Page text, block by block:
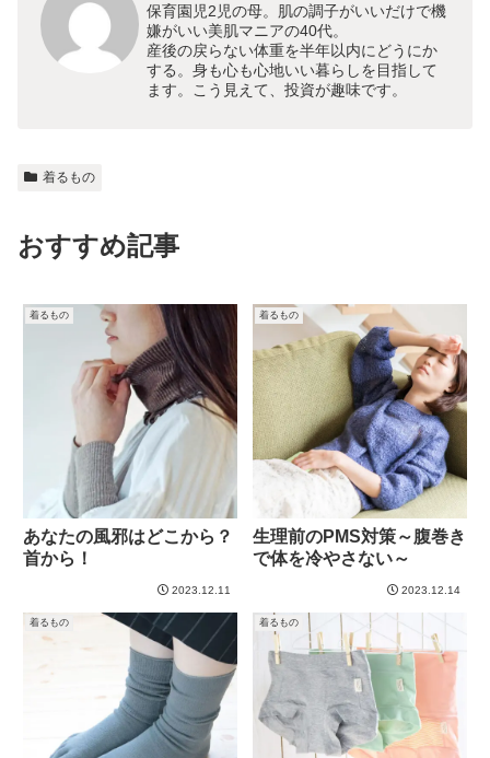
保育園児2児の母。肌の調子がいいだけで機
嫌がいい美肌マニアの40代。
産後の戻らない体重を半年以内にどうにか
する。身も心も心地いい暮らしを目指して
ます。こう見えて、投資が趣味です。
着るもの
おすすめ記事
着るもの
あなたの風邪はどこから？
首から！
2023.12.11
着るもの
生理前のPMS対策～腹巻き
で体を冷やさない～
2023.12.14
着るもの 着るもの